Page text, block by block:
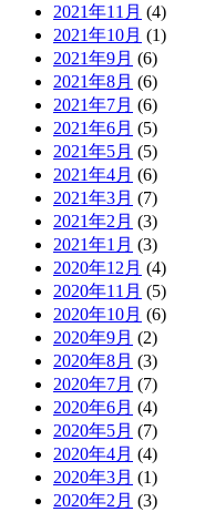
2021年11月 (4)
2021年10月 (1)
2021年9月 (6)
2021年8月 (6)
2021年7月 (6)
2021年6月 (5)
2021年5月 (5)
2021年4月 (6)
2021年3月 (7)
2021年2月 (3)
2021年1月 (3)
2020年12月 (4)
2020年11月 (5)
2020年10月 (6)
2020年9月 (2)
2020年8月 (3)
2020年7月 (7)
2020年6月 (4)
2020年5月 (7)
2020年4月 (4)
2020年3月 (1)
2020年2月 (3)